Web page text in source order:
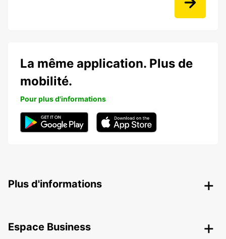
La même application. Plus de
mobilité.
Pour plus d'informations
Plus d'informations
Espace Business